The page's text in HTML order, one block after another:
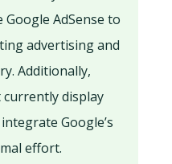
AdSense to
advertising and
Additionally,
display
Google’s
effort.